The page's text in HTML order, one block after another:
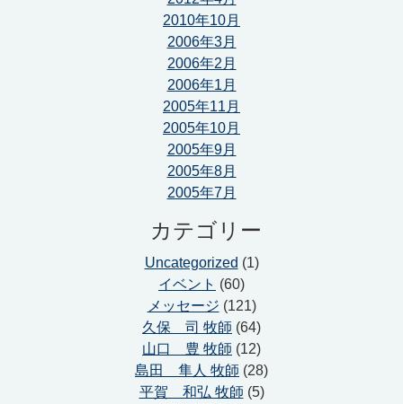
2010年10月
2006年3月
2006年2月
2006年1月
2005年11月
2005年10月
2005年9月
2005年8月
2005年7月
カテゴリー
Uncategorized (1)
イベント (60)
メッセージ (121)
久保 司 牧師 (64)
山口 豊 牧師 (12)
島田 隼人 牧師 (28)
平賀 和弘 牧師 (5)